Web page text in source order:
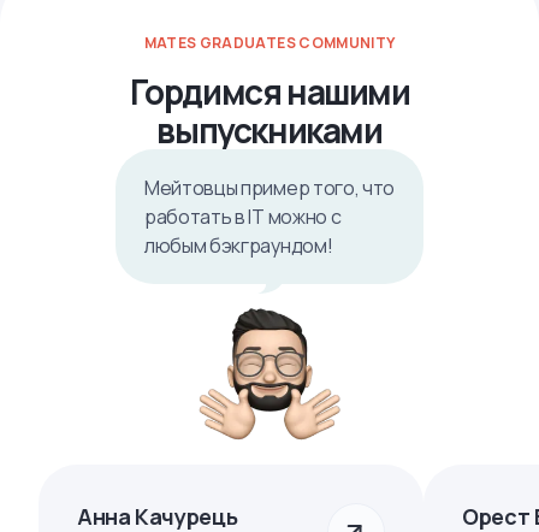
MATES GRADUATES COMMUNITY
Гордимся нашими
выпускниками
Мейтовцы пример того, что
работать в IТ можно с
любым бэкграундом!
Анна Качурець Орест